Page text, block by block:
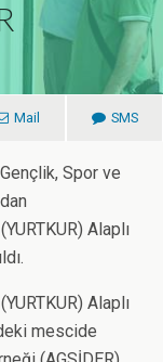
Mail SMS
Spor ve
Alaplı
Alaplı
mescide